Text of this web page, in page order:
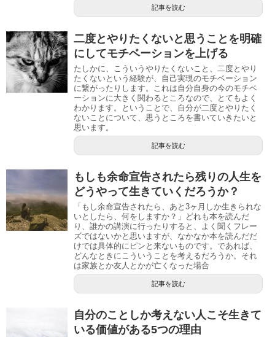
記事を読む
二度とやりたくないと思うことを明確
にしてモチベーションを上げる
たしかに、こういうやりたくないこと、二度とやり
たくないという経験が、自己実現のモチベーション
に繋がったりします。これは自分自身の今のモチベ
ーションに大きく関わるところなので、とてもよく
わかります。ということで、自分が二度とやりたく
ないことについて、思うところを書いていきたいと
思います。
記事を読む
もしも余命宣告されたら残りの人生を
どうやって生きていくだろうか？
「もし余命宣告されたら、あと3ヶ月しか生きられな
いとしたら、何をしますか？」どれも本を読んだ
り、誰かの講演に行ったりすると、よく聞くフレー
ズではないかと思いますが、なかなか本を読んだだ
けでは具体的にピンと来ないものです。であれば、
どんなときにこういうことを考えるだろうか。それ
は家族とか友人とかが亡くなった場合
記事を読む
自分のことしか考えない人こそ生きて
いる価値がある5つの理由